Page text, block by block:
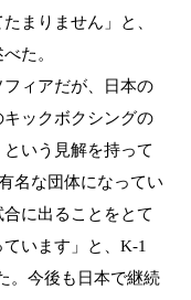
まりません」と、
た。
ィアだが、日本の
ックボクシングの
いう見解を持って
名な団体になってい
に出ることをとて
います」と、K-1
。今後も日本で継続